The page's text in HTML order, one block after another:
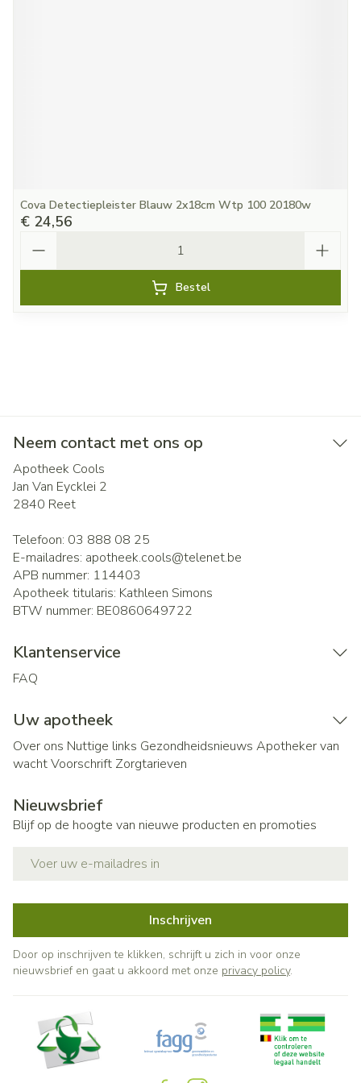
Cova Detectiepleister Blauw 2x18cm Wtp 100 20180w
€ 24,56
Bestel
Neem contact met ons op
Apotheek Cools
Jan Van Eycklei 2
2840 Reet
Telefoon: 03 888 08 25
E-mailadres: apotheek.cools@telenet.be
APB nummer: 114403
Apotheek titularis: Kathleen Simons
BTW nummer: BE0860649722
Klantenservice
FAQ
Uw apotheek
Over ons Nuttige links Gezondheidsnieuws Apotheker van
wachtVoorschrift Zorgtarieven
Nieuwsbrief
Blijf op de hoogte van nieuwe producten en promoties
Inschrijven
Door op inschrijven te klikken, schrijft u zich in voor onze
nieuwsbrief en gaat u akkoord met onze privacy policy.